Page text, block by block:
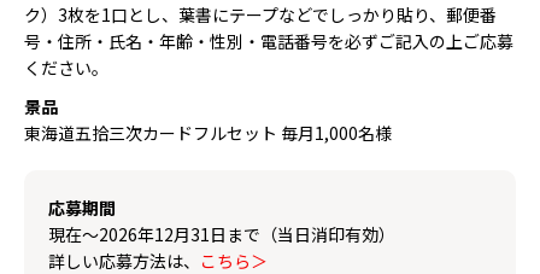
ク）3枚を1口とし、葉書にテープなどでしっかり貼り、郵便番
号・住所・氏名・年齢・性別・電話番号を必ずご記入の上ご応募
ください。
景品
東海道五拾三次カードフルセット 毎月1,000名様
応募期間
現在～2026年12月31日まで（当日消印有効）
詳しい応募方法は、 こちら＞